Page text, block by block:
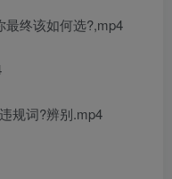
最终该如何选?,mp4
规词?辨别.mp4